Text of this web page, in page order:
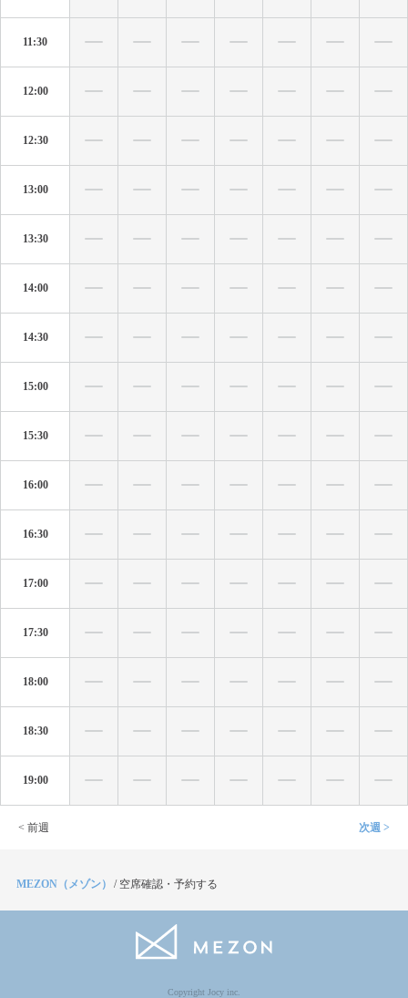
11:30
12:00
12:30
13:00
13:30
14:00
14:30
15:00
15:30
16:00
16:30
17:00
17:30
18:00
18:30
19:00
< 前週 次週 >
MEZON（メゾン） / 空席確認・予約する
Copyright Jocy inc.